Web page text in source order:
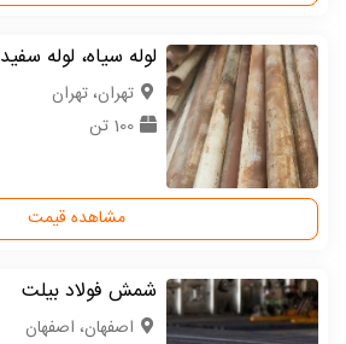
لوله سیاه، لوله سفید
تهران، تهران
100 تن
مشاهده قیمت
شمش فولاد بیلت
اصفهان، اصفهان